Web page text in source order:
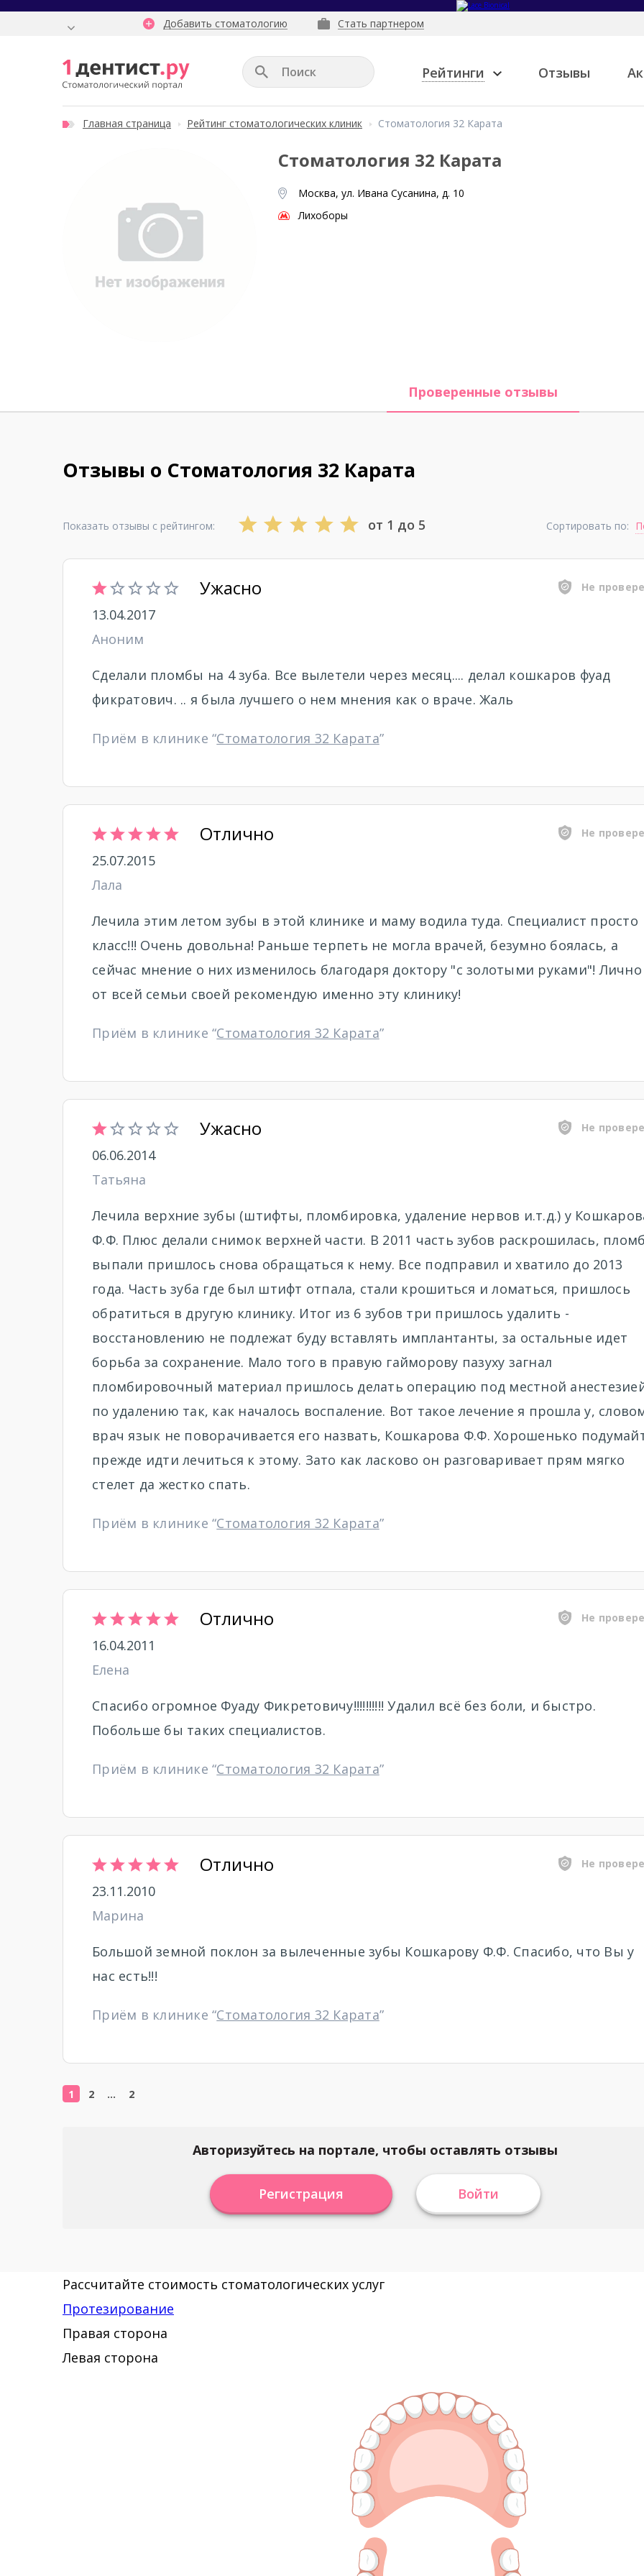
Добавить стоматологию Стать партнером
Рейтинги Отзывы
Главная страница Рейтинг стоматологических клиник Стоматология 32 Карата
Стоматология 32 Карата
Москва, ул. Ивана Сусанина, д. 10
Лихоборы
Проверенные отзывы
Отзывы о Стоматология 32 Карата
Показать отзывы с рейтингом: от 1 до 5 Сортировать по:
Ужасно Не
13.04.2017
Аноним
Сделали пломбы на 4 зуба. Все вылетели через месяц.... делал кошкаров фуад
фикратович. .. я была лучшего о нем мнения как о враче. Жаль
Приём в клинике “Стоматология 32 Карата”
Отлично Не
25.07.2015
Лала
Лечила этим летом зубы в этой клинике и маму водила туда. Специалист просто
класс!!! Очень довольна! Раньше терпеть не могла врачей, безумно боялась, а
сейчас мнение о них изменилось благодаря доктору "с золотыми руками"! Лично
от всей семьи своей рекомендую именно эту клинику!
Приём в клинике “Стоматология 32 Карата”
Ужасно Не
06.06.2014
Татьяна
Лечила верхние зубы (штифты, пломбировка, удаление нервов и.т.д.) у
Ф.Ф. Плюс делали снимок верхней части. В 2011 часть зубов раскрошилась,
выпали пришлось снова обращаться к нему. Все подправил и хватило до 2013
года. Часть зуба где был штифт отпала, стали крошиться и ломаться, пришлось
обратиться в другую клинику. Итог из 6 зубов три пришлось удалить -
восстановлению не подлежат буду вставлять имплантанты, за остальные идет
борьба за сохранение. Мало того в правую гайморову пазуху загнал
пломбировочный материал пришлось делать операцию под местной
по удалению так, как началось воспаление. Вот такое лечение я прошла у,
врач язык не поворачивается его назвать, Кошкарова Ф.Ф. Хорошенько
прежде идти лечиться к этому. Зато как ласково он разговаривает прям мягко
стелет да жестко спать.
Приём в клинике “Стоматология 32 Карата”
Отлично Не
16.04.2011
Елена
Спасибо огромное Фуаду Фикретовичу!!!!!!!!!! Удалил всё без боли, и быстро.
Побольше бы таких специалистов.
Приём в клинике “Стоматология 32 Карата”
Отлично Не
23.11.2010
Марина
Большой земной поклон за вылеченные зубы Кошкарову Ф.Ф. Спасибо, что Вы у
нас есть!!!
Приём в клинике “Стоматология 32 Карата”
1 2 … 2
Авторизуйтесь на портале, чтобы оставлять отзывы
Регистрация Войти
Рассчитайте стоимость стоматологических услуг
Протезирование
Правая сторона
Левая сторона